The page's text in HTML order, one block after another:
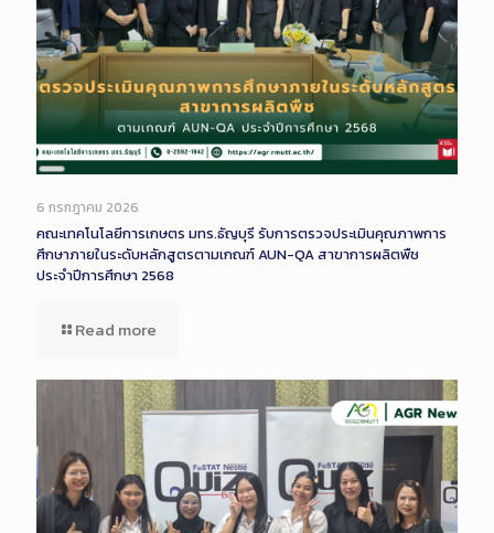
Long
Description
6 กรกฎาคม 2026
คณะเทคโนโลยีการเกษตร มทร.ธัญบุรี รับการตรวจประเมินคุณภาพการ
ศึกษาภายในระดับหลักสูตรตามเกณฑ์ AUN-QA สาขาการผลิตพืช
ประจำปีการศึกษา 2568
Read more